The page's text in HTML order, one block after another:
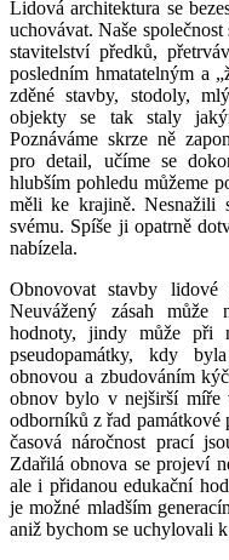
Lidová architektura se
uchovávat. Naše
stavitelství předků,
posledním hmatatelným a
zděné stavby, stodoly,
objekty se tak staly
Poznáváme skrze ně
pro detail, učíme se
hlubším pohledu můžeme
měli ke krajině. Nesnažili
svému. Spíše ji opatrně
nabízela.
Obnovovat stavby
Neuvážený zásah může
hodnoty, jindy může při
pseudopamátky, kdy
obnovou a zbudováním
obnov bylo v nejširší míře
odborníků z řad památkové
časová náročnost prací
Zdařilá obnova se projeví
ale i přidanou edukační
je možné mladším
aniž bychom se uchylovali